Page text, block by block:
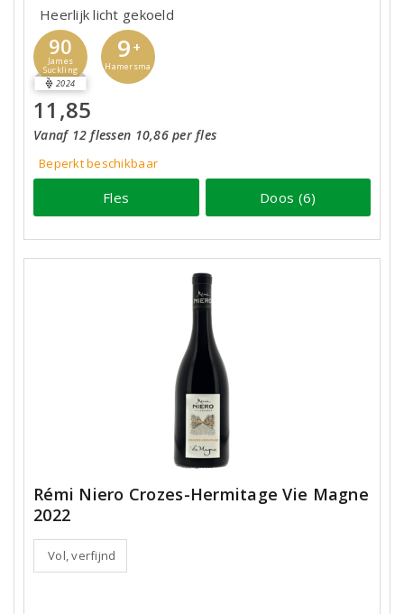
Heerlijk licht gekoeld
90
James
Suckling
2024
9 +
Hamersma
11,85
Vanaf 12 flessen 10,86 per fles
Beperkt beschikbaar
Fles Doos (6)
Rémi Niero Crozes-Hermitage Vie Magne
2022
Vol, verfijnd